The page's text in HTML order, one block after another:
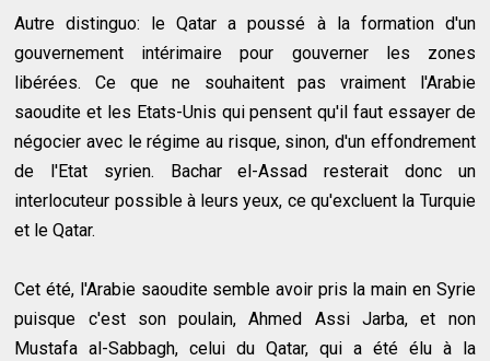
Autre distinguo: le Qatar a poussé à la formation d'un
gouvernement intérimaire pour gouverner les zones
libérées. Ce que ne souhaitent pas vraiment l'Arabie
saoudite et les Etats-Unis qui pensent qu'il faut essayer de
négocier avec le régime au risque, sinon, d'un effondrement
de l'Etat syrien. Bachar el-Assad resterait donc un
interlocuteur possible à leurs yeux, ce qu'excluent la Turquie
et le Qatar.
Cet été, l'Arabie saoudite semble avoir pris la main en Syrie
puisque c'est son poulain, Ahmed Assi Jarba, et non
Mustafa al-Sabbagh, celui du Qatar, qui a été élu à la